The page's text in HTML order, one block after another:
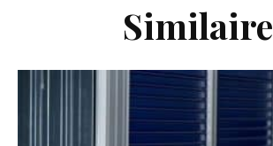
Similaire